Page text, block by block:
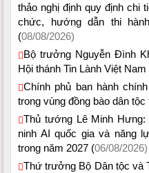
thảo nghị định quy định chi
chức, hướng dẫn thi
(08/08/2026)
Bộ trưởng Nguyễn Đình
Hội thánh Tin Lành Việt
Chính phủ ban hành
trong vùng đồng bào dân tộc
Thủ tướng Lê Minh
ninh AI quốc gia và năng
trong năm 2027 (06/08/2026)
Thứ trưởng Bộ Dân tộc và